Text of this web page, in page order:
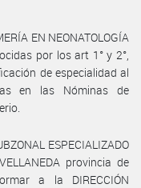
EN NEONATOLOGÍA
por los art 1° y 2°,
de especialidad al
en las Nóminas de
ESPECIALIZADO
provincia de
a la DIRECCIÓN